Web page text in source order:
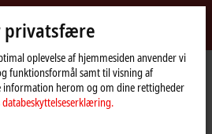
myBeckhoff
Liquid mixing with XPlanar mover
oplevelse af hjemmesiden anvender vi
funktionsformål samt til visning af
herom og om dine rettigheder
databeskyttelseserklæring.